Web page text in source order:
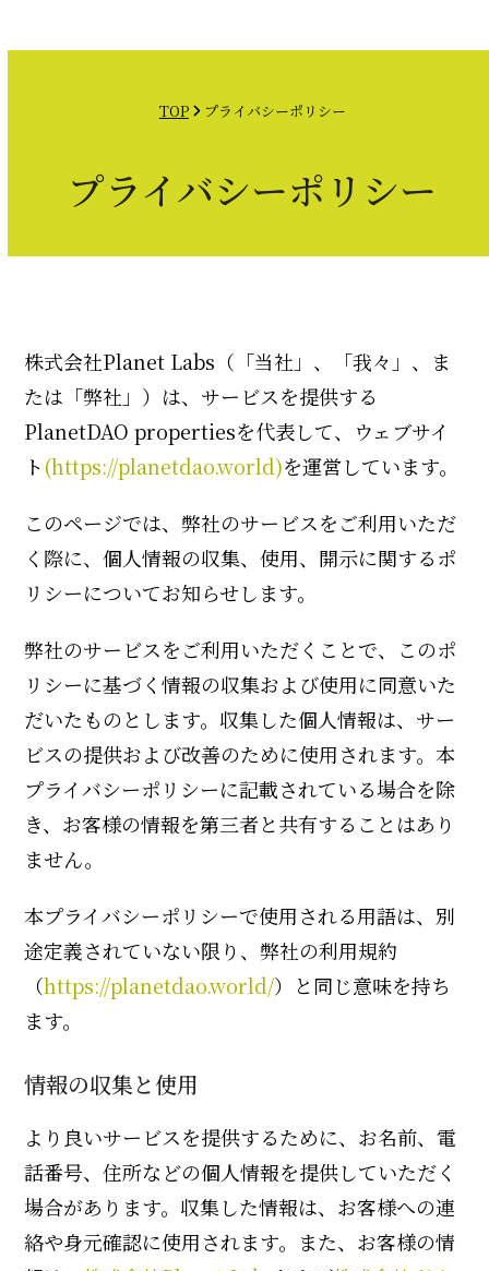
to mobile
mobile
TOP プライバシーポリシー
プライバシーポリシー
株式会社Planet Labs（「当社」、「我々」、ま
たは「弊社」）は、サービスを提供する
PlanetDAO propertiesを代表して、ウェブサイ
ト (https://planetdao.world)を運営しています。
このページでは、弊社のサービスをご利用いただ
く際に、個人情報の収集、使用、開示に関するポ
リシーについてお知らせします。
弊社のサービスをご利用いただくことで、このポ
リシーに基づく情報の収集および使用に同意いた
だいたものとします。収集した個人情報は、サー
ビスの提供および改善のために使用されます。本
プライバシーポリシーに記載されている場合を除
き、お客様の情報を第三者と共有することはあり
ません。
本プライバシーポリシーで使用される用語は、別
途定義されていない限り、弊社の利用規約
（https://planetdao.world/）と同じ意味を持ち
ます。
情報の収集と使用
より良いサービスを提供するために、お名前、電
話番号、住所などの個人情報を提供していただく
場合があります。収集した情報は、お客様への連
絡や身元確認に使用されます。また、お客様の情